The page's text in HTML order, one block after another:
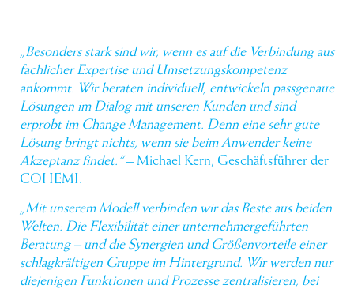
„Besonders stark sind wir, wenn es auf die Verbindung aus
fachlicher Expertise und Umsetzungskompetenz
ankommt. Wir beraten individuell, entwickeln passgenaue
Lösungen im Dialog mit unseren Kunden und sind
erprobt im Change Management. Denn eine sehr gute
Lösung bringt nichts, wenn sie beim Anwender keine
Akzeptanz findet.“– Michael Kern, Geschäftsführer der
COHEMI.
„Mit unserem Modell verbinden wir das Beste aus beiden
Welten: Die Flexibilität einer unternehmergeführten
Beratung – und die Synergien und Größenvorteile einer
schlagkräftigen Gruppe im Hintergrund. Wir werden nur
diejenigen Funktionen und Prozesse zentralisieren, bei